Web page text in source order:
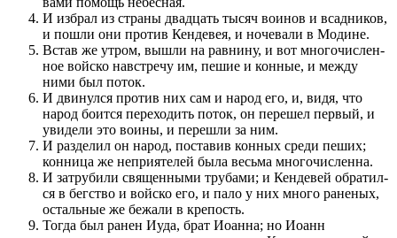
И избрал из страны двадцать тысяч во­инов и всадников,
и по­шли они про­тив Кендевея, и ночевали в Модине.
Встав же утром, вышли на равнину, и вот многочислен­
ное войско навстречу им, пешие и кон­ные, и между
ними был по­ток.
И двинул­ся про­тив них сам и народ его, и, видя, что
народ бо­ит­ся пере­ходить по­ток, он пере­шел первый, и
увидели это во­ины, и пере­шли за ним.
И раз­делил он народ, по­ставив кон­ных среди пеших;
кон­ница же неприятелей была весьма многочислен­на.
И затрубили священ­ными трубами; и Кендевей обратил­
ся в бег­с­т­во и войско его, и пало у них много раненых,
остальные же бежали в крепость.
Тогда был ранен Иуда, брат Иоан­на; но Иоанн